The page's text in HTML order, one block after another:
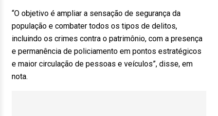
“O objetivo é ampliar a sensação de segurança da
população e combater todos os tipos de delitos,
incluindo os crimes contra o patrimônio, com a presença
e permanência de policiamento em pontos estratégicos
e maior circulação de pessoas e veículos”, disse, em
nota.